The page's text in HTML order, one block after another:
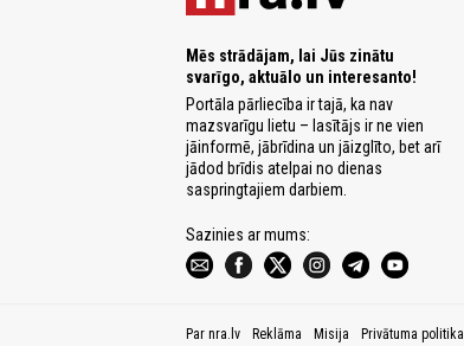
Mēs strādājam, lai Jūs zinātu
svarīgo, aktuālo un interesanto!
Portāla pārliecība ir tajā, ka nav
mazsvarīgu lietu – lasītājs ir ne vien
jāinformē, jābrīdina un jāizglīto, bet arī
jādod brīdis atelpai no dienas
saspringtajiem darbiem.
Sazinies ar mums:
Par nra.lv Reklāma Misija Privātuma politika